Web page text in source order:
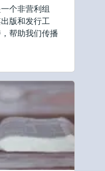
个非营利组
版和发行工
帮助我们传播